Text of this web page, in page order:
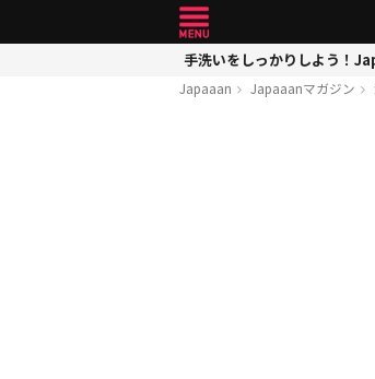
手洗いをしっかりしよう！
Japaaan Japaaanマガジン